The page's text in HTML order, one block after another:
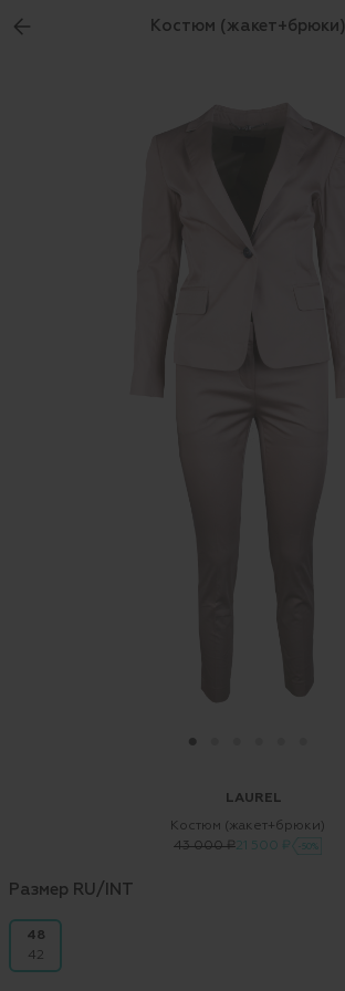
Костюм (жакет+брюки)
LAUREL
Костюм (жакет+брюки)
43 000 ₽21 500 ₽ -50%
Размер RU/INT
48
42